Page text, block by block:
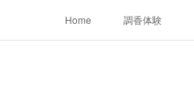
Home 調香体験